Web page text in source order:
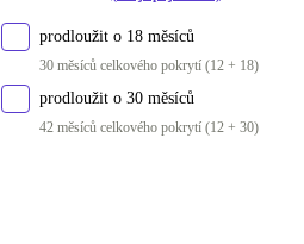
UK (angličtina)
ND (severské země)
prodloužit o 18 měsíců
30 měsíců celkového pokrytí (12 + 18)
prodloužit o 30 měsíců
42 měsíců celkového pokrytí (12 + 30)